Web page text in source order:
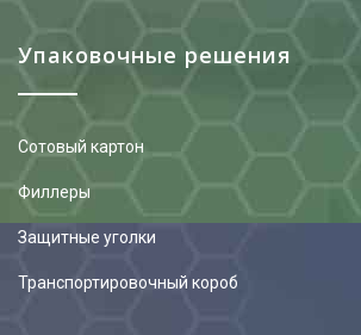
Упаковочные решения
Сотовый картон
Филлеры
Защитные уголки
Транспортировочный короб